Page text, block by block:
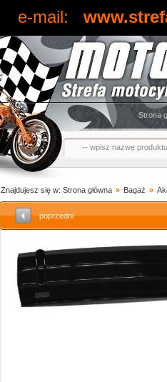
e-mail:
Strona
Znajdujesz się w: Strona główna » Bagaż »
poprzedni